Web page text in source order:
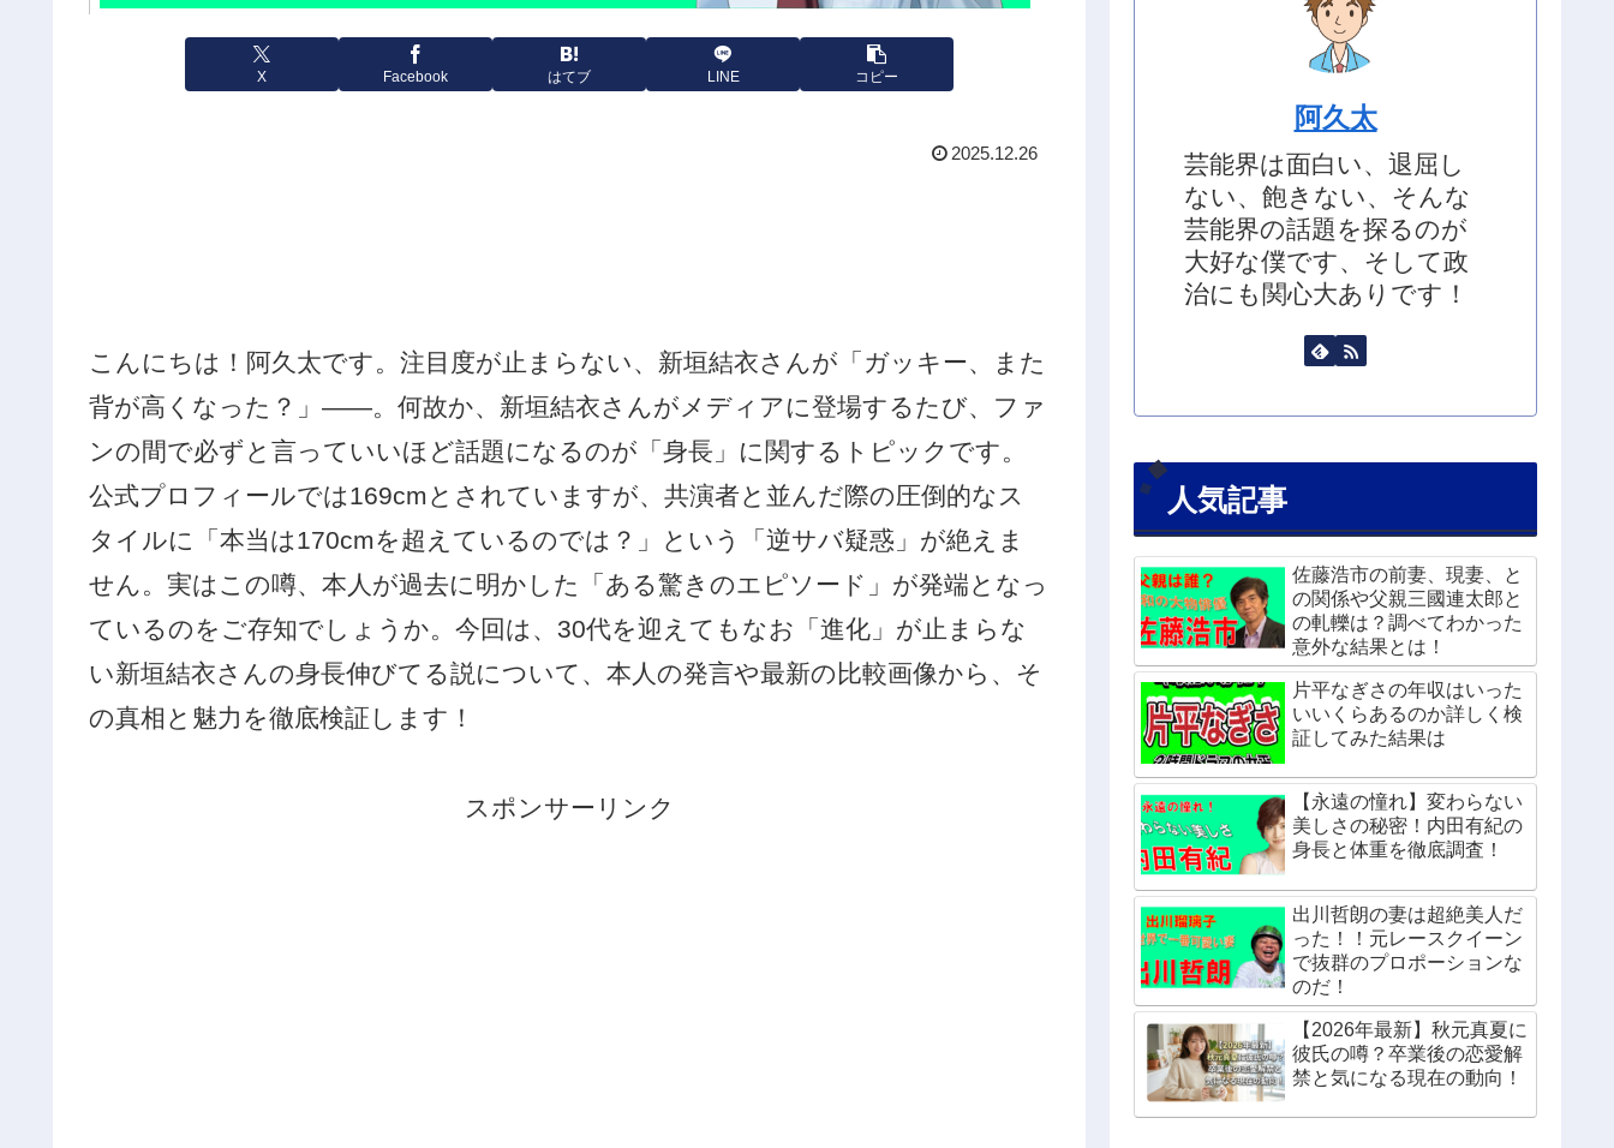
X Facebook はてブ LINE コピー
2025.12.26
こんにちは！阿久太です。注目度が止まらない、新垣結衣さんが「ガッキー、また
背が高くなった？」——。何故か、新垣結衣さんがメディアに登場するたび、ファ
ンの間で必ずと言っていいほど話題になるのが「身長」に関するトピックです。
公式プロフィールでは169cmとされていますが、共演者と並んだ際の圧倒的なス
タイルに「本当は170cmを超えているのでは？」という「逆サバ疑惑」が絶えま
せん。実はこの噂、本人が過去に明かした「ある驚きのエピソード」が発端となっ
ているのをご存知でしょうか。今回は、30代を迎えてもなお「進化」が止まらな
い新垣結衣さんの身長伸びてる説について、本人の発言や最新の比較画像から、そ
の真相と魅力を徹底検証します！
スポンサーリンク
阿久太
芸能界は面白い、退屈し
ない、飽きない、そんな
芸能界の話題を探るのが
大好な僕です、そして政
治にも関心大ありです！
人気記事
佐藤浩市の前妻、現妻、と
の関係や父親三國連太郎と
の軋轢は？調べてわかった
意外な結果とは！
片平なぎさの年収はいった
いいくらあるのか詳しく検
証してみた結果は
【永遠の憧れ】変わらない
美しさの秘密！内田有紀の
身長と体重を徹底調査！
出川哲朗の妻は超絶美人だ
った！！元レースクイーン
で抜群のプロポーションな
のだ！
【2026年最新】秋元真夏に
彼氏の噂？卒業後の恋愛解
禁と気になる現在の動向！